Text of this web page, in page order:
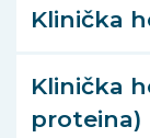
Klinička
Klinička
proteina)